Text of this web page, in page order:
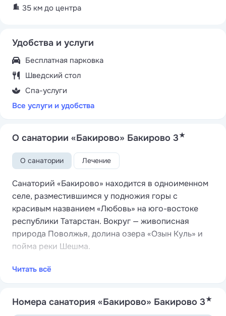
35 км до центра
Удобства и услуги
Бесплатная парковка
Шведский стол
Спа-услуги
Все услуги и удобства
О санатории «Бакирово» Бакирово 3★
О санатории Лечение
Санаторий «Бакирово» находится в одноименном
селе, разместившимся у подножия горы с
красивым названием «Любовь» на юго-востоке
республики Татарстан. Вокруг — живописная
природа Поволжья, долина озера «Озын Куль» и
пойма реки Шешма.
ожидают комфортабельные номера с удобствами.
В комнатах светлый интерьер, есть необходимая
Читать всё
Номера санатория «Бакирово» Бакирово 3★